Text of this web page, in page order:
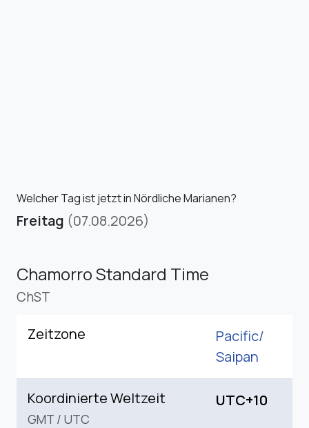
Welcher Tag ist jetzt in Nördliche Marianen?
Freitag (07.08.2026)
Chamorro Standard Time
ChST
Zeitzone
Pacific/
Saipan
Koordinierte Weltzeit
GMT / UTC
UTC+10